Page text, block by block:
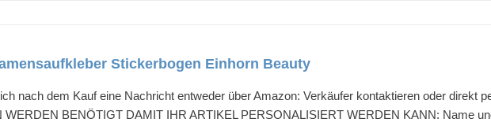
Stickerbogen Einhorn Beauty
nach dem Kauf eine Nachricht entweder über Amazon: Verkäufer kontaktieren oder direkt
WERDEN BENÖTIGT DAMIT IHR ARTIKEL PERSONALISIERT WERDEN KANN: Name